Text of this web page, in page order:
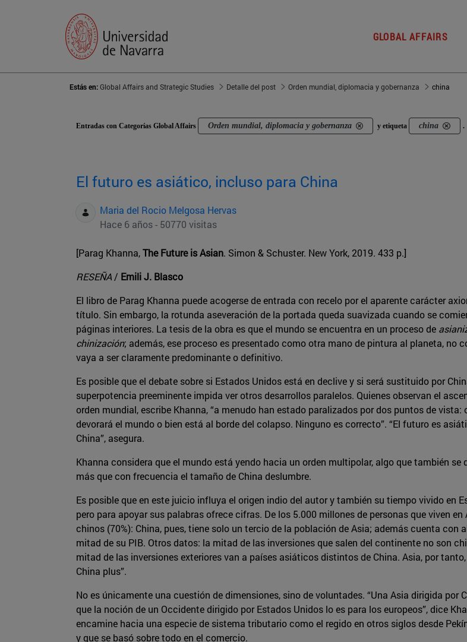
GLOBAL AFFAIRS
Estás en:Global Affairs and Strategic Studies Detalle del post Orden mundial, diplomacia y gobernanza china
Entradas con Categorías Global Affairs Orden mundial, diplomacia y gobernanza y etiqueta china .
El futuro es asiático, incluso para China
Maria del Rocio Melgosa Hervas
Hace 6 años - 50770 visitas
[Parag Khanna,The Future is Asian. Simon & Schuster. New York, 2019. 433 p.]
RESEÑA / Emili J. Blasco
El libro de Parag Khanna puede acogerse de entrada con recelo por el aparente carácter
título. Sin embargo, la rotunda aseveración de la portada queda suavizada cuando se
páginas interiores. La tesis de la obra es que el mundo se encuentra en un proceso de
chinización; además, ese proceso es presentado como otra mano de pintura al planeta, no
vaya a ser claramente predominante o definitivo.
Es posible que el debate sobre si Estados Unidos está en declive y si será sustituido por
superpotencia preeminente impida ver otros desarrollos paralelos. Quienes observan el
orden mundial, escribe Khanna, “a menudo han estado paralizados por dos puntos de vista:
devorará el mundo o bien está al borde del colapso. Ninguno es correcto”. “El futuro es
China”, asegura.
Khanna considera que el mundo está yendo hacia un orden multipolar, algo que también se
más que con frecuencia el tamaño de China deslumbre.
Es posible que en este juicio influya el origen indio del autor y también su tiempo vivido en
pero para apoyar sus palabras ofrece cifras. De los 5.000 millones de personas que viven en
chinos (70%): China, pues, tiene solo un tercio de la población de Asia; además cuenta con
mitad de su PIB. Otros datos: la mitad de las inversiones que salen del continente no son
mitad de las inversiones exteriores van a países asiáticos distintos de China. Asia, por tanto,
China plus”.
No es únicamente una cuestión de dimensiones, sino de voluntades. “Una Asia dirigida
que la noción de un Occidente dirigido por Estados Unidos lo es para los europeos”, dice
encamine hacia una especie de sistema tributario como el regido en otros siglos desde
y que se basó sobre todo en el comercio.